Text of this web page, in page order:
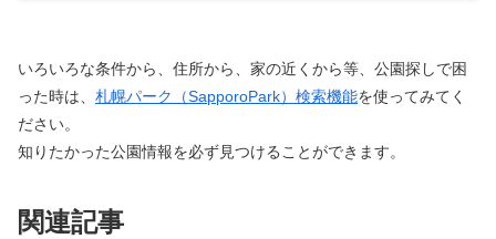
いろいろな条件から、住所から、家の近くから等、公園探しで困
った時は、 札幌パーク（SapporoPark）検索機能を使ってみてく
ださい。
知りたかった公園情報を必ず見つけることができます。
関連記事